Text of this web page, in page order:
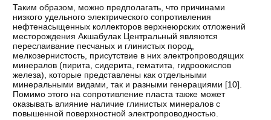
Таким образом, можно предполагать, что причинами
низкого удельного электрического сопротивления
нефтенасыщенных коллекторов верхнеюрских отложений
месторождения Акшабулак Центральный являются
переслаивание песчаных и глинистых пород,
мелкозернистость, присутствие в них электропроводящих
минералов (пирита, сидерита, гематита, гидроокислов
железа), которые представлены как отдельными
минеральными видами, так и разными генерациями [10].
Помимо этого на сопротивление пласта также может
оказывать влияние наличие глинистых минералов с
повышенной поверхностной электропроводностью.